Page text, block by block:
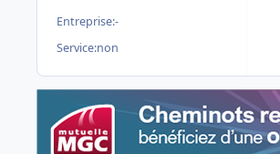
Entreprise:-
Service:non